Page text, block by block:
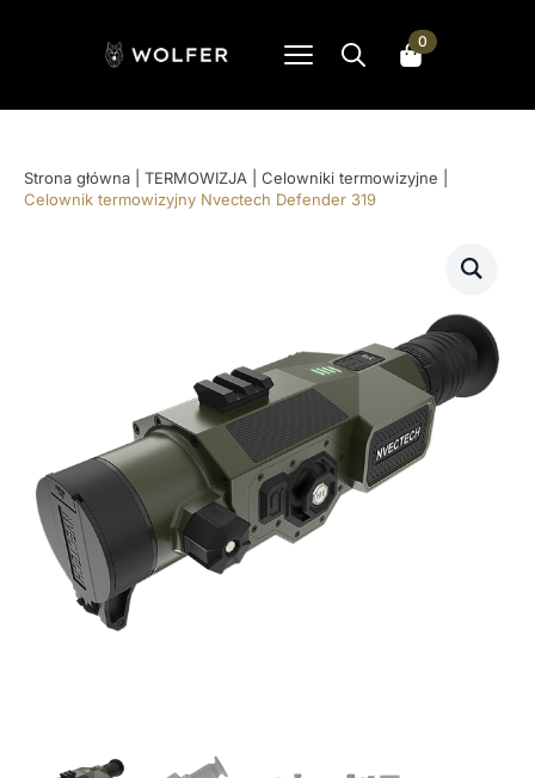
0
Strona główna TERMOWIZJA Celowniki termowizyjne
Celownik termowizyjny Nvectech Defender 319